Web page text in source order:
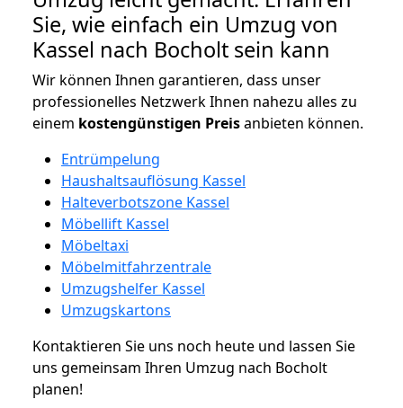
Sie, wie einfach ein Umzug von
Kassel nach Bocholt sein kann
Wir können Ihnen garantieren, dass unser
professionelles Netzwerk Ihnen nahezu alles zu
einem kostengünstigen Preisanbieten können.
Entrümpelung
Haushaltsauflösung Kassel
Halteverbotszone Kassel
Möbellift Kassel
Möbeltaxi
Möbelmitfahrzentrale
Umzugshelfer Kassel
Umzugskartons
Kontaktieren Sie uns noch heute und lassen Sie
uns gemeinsam Ihren Umzug nach Bocholt
planen!